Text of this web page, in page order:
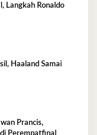
Langkah Ronaldo
Haaland Samai
Prancis,